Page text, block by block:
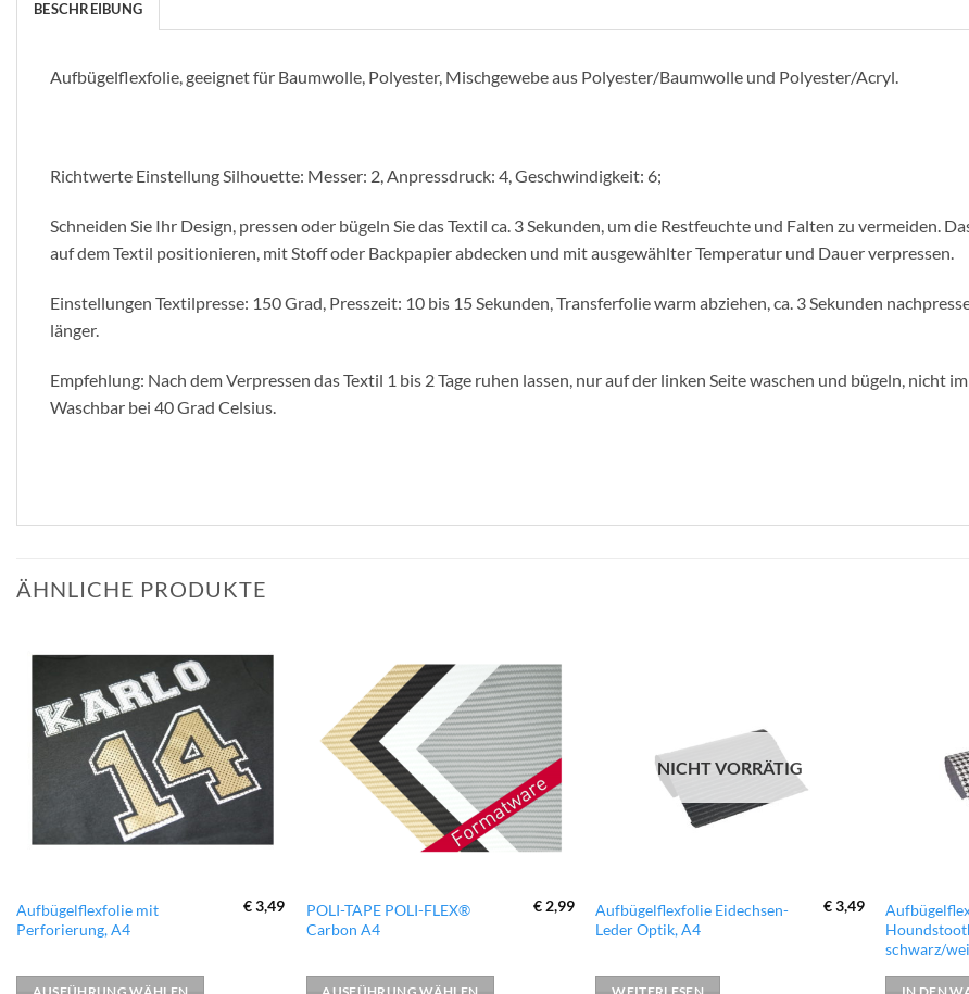
BESCHREIBUNG
Aufbügelflexfolie, geeignet für Baumwolle, Polyester, Mischgewebe aus Polyester/Baumwolle und Polyester/Acryl.
Richtwerte Einstellung Silhouette: Messer: 2, Anpressdruck: 4, Geschwindigkeit: 6;
Schneiden Sie Ihr Design, pressen oder bügeln Sie das Textil ca. 3 Sekunden, um die Restfeuchte und Falten zu vermeiden.
auf dem Textil positionieren, mit Stoff oder Backpapier abdecken und mit ausgewählter Temperatur und Dauer verpressen.
Einstellungen Textilpresse: 150 Grad, Presszeit: 10 bis 15 Sekunden, Transferfolie warm abziehen, ca. 3 Sekunden
länger.
Empfehlung: Nach dem Verpressen das Textil 1 bis 2 Tage ruhen lassen, nur auf der linken Seite waschen und bügeln, nicht
Waschbar bei 40 Grad Celsius.
ÄHNLICHE PRODUKTE
Wunschliste
hinzufügen
Aufbügelflexfolie mit
Perforierung, A4
€3,49
Dieses
Produkt
mehrere
zur
Wunschliste
hinzufügen
POLI-TAPE POLI-FLEX®
Carbon A4
€2,99
Dieses
Produkt
mehrere
NICHT VORRÄTIG
Aufbügelflexfolie Eidechsen-
Leder Optik, A4
€3,49
schwarz/